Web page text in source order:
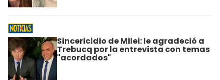
Sincericidio de Milei: le agradeció a
Trebucq por la entrevista con temas
"acordados"